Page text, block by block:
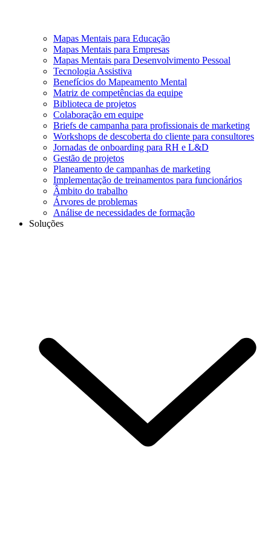
Mapas Mentais para Educação
Mapas Mentais para Empresas
Mapas Mentais para Desenvolvimento Pessoal
Tecnologia Assistiva
Benefícios do Mapeamento Mental
Matriz de competências da equipe
Biblioteca de projetos
Colaboração em equipe
Briefs de campanha para profissionais de marketing
Workshops de descoberta do cliente para consultores
Jornadas de onboarding para RH e L&D
Gestão de projetos
Planeamento de campanhas de marketing
Implementação de treinamentos para funcionários
Âmbito do trabalho
Árvores de problemas
Análise de necessidades de formação
Soluções